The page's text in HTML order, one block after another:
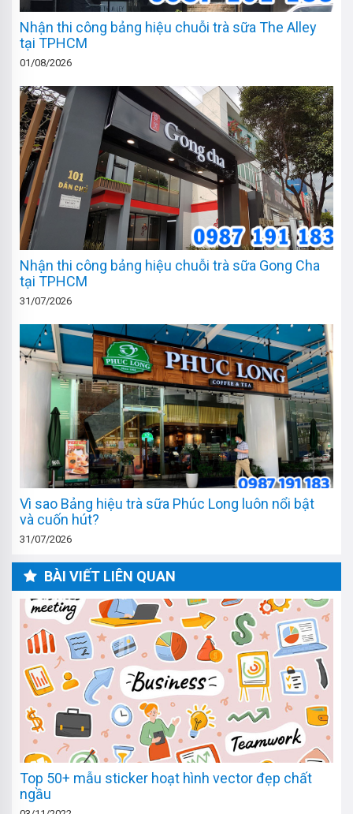
Nhận thi công bảng hiệu chuỗi trà sữa The Alley
tại TPHCM
01/08/2026
Nhận thi công bảng hiệu chuỗi trà sữa Gong Cha
tại TPHCM
31/07/2026
Vì sao Bảng hiệu trà sữa Phúc Long luôn nổi bật
và cuốn hút?
31/07/2026
BÀI VIẾT LIÊN QUAN
Top 50+ mẫu sticker hoạt hình vector đẹp chất
ngầu